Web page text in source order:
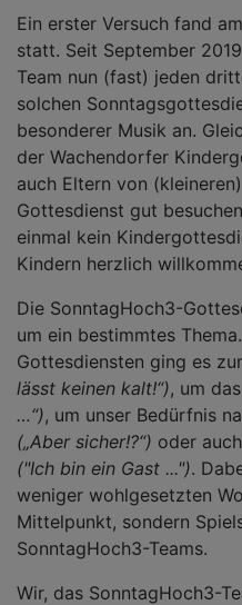
Ein erster Versuch fand
statt. Seit September
Team nun (fast) jeden
solchen
besonderer Musik an.
der Wachendorfer
auch Eltern von
Gottesdienst gut
einmal kein
Kindern herzlich
Die SonntagHoch3-
um ein bestimmtes
Gottesdiensten ging es
lässt keinen kalt!“), um
…“), um unser Bedürfnis
(„Aber sicher!?“) oder
("Ich bin ein Gast ...").
weniger wohlgesetzten
Mittelpunkt, sondern
SonntagHoch3-Teams.
Wir, das SonntagHoch3-